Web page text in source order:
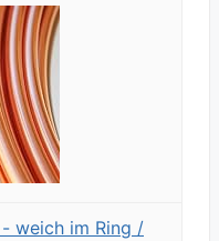
weich im Ring /